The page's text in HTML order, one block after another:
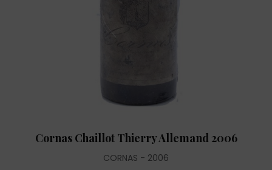
Cornas Chaillot Thierry Allemand 2006
CORNAS 2006